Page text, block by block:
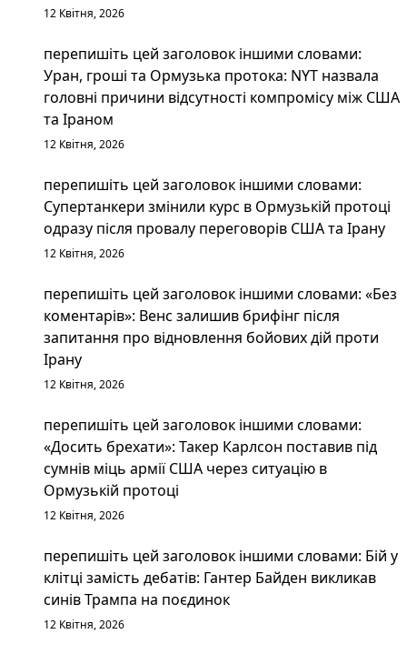
12 Квітня, 2026
перепишіть цей заголовок іншими словами:
Уран, гроші та Ормузька протока: NYT назвала
головні причини відсутності компромісу між США
та Іраном
12 Квітня, 2026
перепишіть цей заголовок іншими словами:
Супертанкери змінили курс в Ормузькій протоці
одразу після провалу переговорів США та Ірану
12 Квітня, 2026
перепишіть цей заголовок іншими словами: «Без
коментарів»: Венс залишив брифінг після
запитання про відновлення бойових дій проти
Ірану
12 Квітня, 2026
перепишіть цей заголовок іншими словами:
«Досить брехати»: Такер Карлсон поставив під
сумнів міць армії США через ситуацію в
Ормузькій протоці
12 Квітня, 2026
перепишіть цей заголовок іншими словами: Бій у
клітці замість дебатів: Гантер Байден викликав
синів Трампа на поєдинок
12 Квітня, 2026